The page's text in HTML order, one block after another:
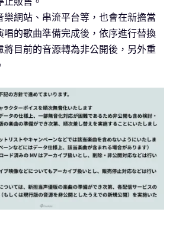
樂網站、串流平台等，也會在新擔當
唱的歌曲準備完成後，依序進行替換
將目前的音源轉為非公開後，另外重